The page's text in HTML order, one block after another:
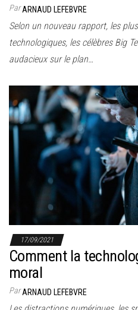
ParARNAUD LEFEBVRE
Selon un nouveau rapport, les
technologiques, les célèbres Big
audacieux sur le plan…
17/09/2021
Comment la
moral
ParARNAUD LEFEBVRE